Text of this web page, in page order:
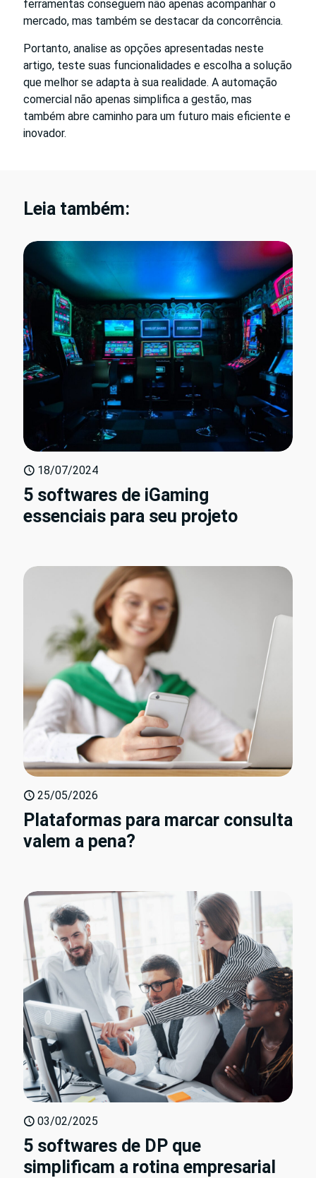
ferramentas conseguem não apenas acompanhar o
mercado, mas também se destacar da concorrência.
Portanto, analise as opções apresentadas neste
artigo, teste suas funcionalidades e escolha a solução
que melhor se adapta à sua realidade. A automação
comercial não apenas simplifica a gestão, mas
também abre caminho para um futuro mais eficiente e
inovador.
Leia também:
18/07/2024
5 softwares de iGaming
essenciais para seu projeto
25/05/2026
Plataformas para marcar consulta
valem a pena?
03/02/2025
5 softwares de DP que
simplificam a rotina empresarial